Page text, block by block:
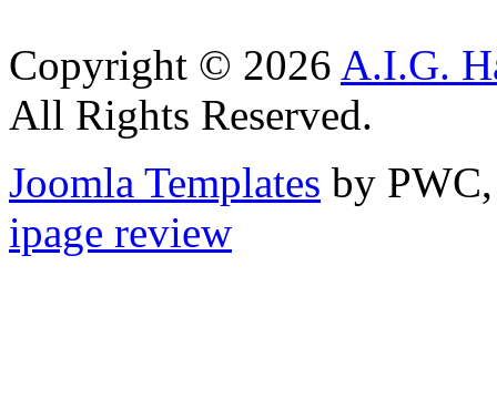
Copyright © 2026 A.I.G.
All Rights Reserved.
Joomla Templates by
ipage review